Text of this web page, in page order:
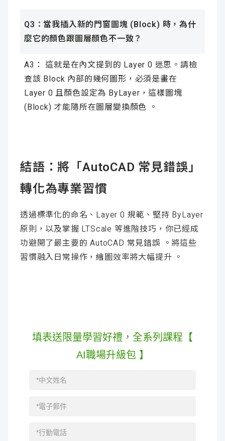
Q3：當我插入新的門窗圖塊 (Block) 時，為什
麼它的顏色跟圖層顏色不一致？
A3： 這就是在內文提到的 Layer 0 迷思。請檢
查該 Block 內部的幾何圖形，必須是畫在
Layer 0 且顏色設定為 ByLayer，這樣圖塊
(Block) 才能隨所在圖層變換顏色 。
結語：將「AutoCAD 常見錯誤」
轉化為專業習慣
透過標準化的命名、Layer 0 規範、堅持 ByLayer
原則，以及掌握 LTScale 等進階技巧，你已經成
功避開了最主要的 AutoCAD 常見錯誤 。將這些
習慣融入日常操作，繪圖效率將大幅提升 。